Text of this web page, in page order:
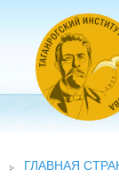
ГЛАВНАЯ